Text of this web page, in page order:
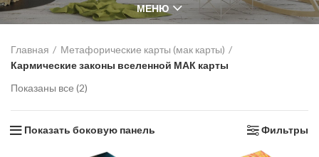
МЕНЮ
Главная
Метафорические карты (мак карты)
Кармические законы вселенной МАК карты
Показаны все (2)
Показать боковую панель Фильтры